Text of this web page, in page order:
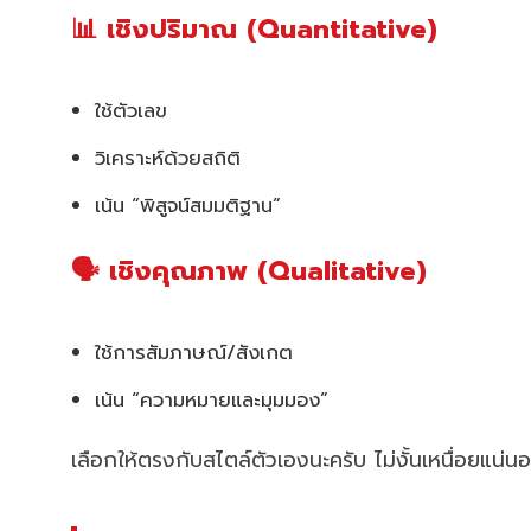
📊 เชิงปริมาณ (Quantitative)
ใช้ตัวเลข
วิเคราะห์ด้วยสถิติ
เน้น “พิสูจน์สมมติฐาน”
🗣️ เชิงคุณภาพ (Qualitative)
ใช้การสัมภาษณ์/สังเกต
เน้น “ความหมายและมุมมอง”
เลือกให้ตรงกับสไตล์ตัวเองนะครับ ไม่งั้นเหนื่อยแน่น